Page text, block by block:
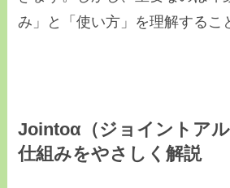
み」と「使い方」を理解するこ
Jointoα（ジョイントア
仕組みをやさしく解説